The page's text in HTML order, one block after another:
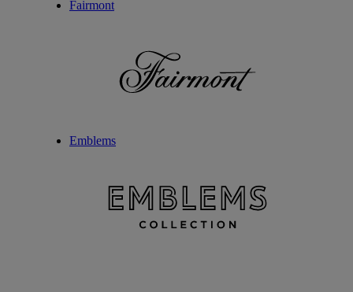
Fairmont
Emblems